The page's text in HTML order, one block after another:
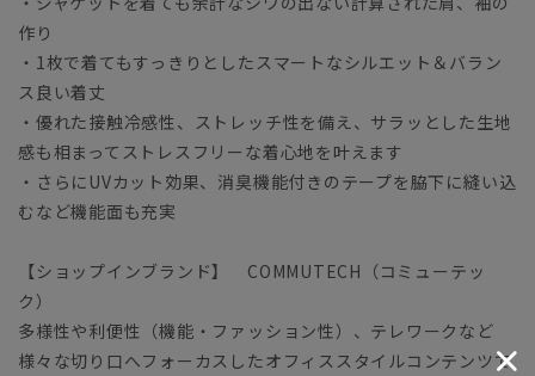
作り
・1枚で着てもすっきりとしたスマートなシルエット＆バラン
ス良い着丈
・優れた接触冷感性、ストレッチ性を備え、サラッとした生地
感も相まってストレスフリーな着心地を叶えます
・さらにUVカット効果、消臭機能付きのテープを脇下に縫い込
むなど機能面も充実
【ショップインブランド】 COMMUTECH（コミューテッ
ク）
多様性や利便性（機能・ファッション性）、テレワークなど
様々な切り口へフォーカスしたオフィススタイルコンテンツで